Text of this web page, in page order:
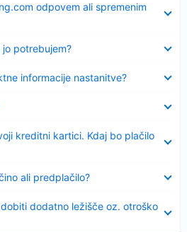
odpovem ali spremenim
potrebujem?
informacije nastanitve?
kreditni kartici. Kdaj bo plačilo
ali predplačilo?
dodatno ležišče oz. otroško